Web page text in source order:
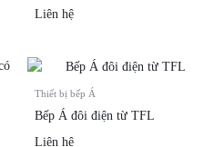
Liên hệ
Thiết bị bếp Á
Bếp Á đôi điện từ TFL
Liên hệ